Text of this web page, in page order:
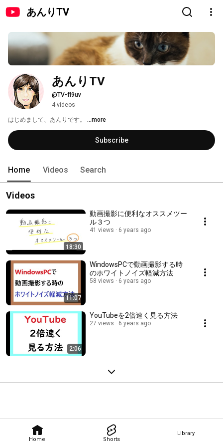
あんりTV
Home Shorts
Library
あんりTV
@TV-fl9uv
4 videos
はじめまして、あんりです。 ...more
Subscribe
Home Videos Search
Videos
18:30
動画撮影に便利なオススメツー
ル３つ
41 views 6 years ago
11:07
WindowsPCで動画撮影する時
のホワイトノイズ軽減方法
58 views 6 years ago
2:06
YouTubeを2倍速く見る方法
27 views 6 years ago